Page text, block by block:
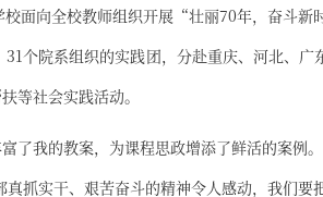
面向全校教师组织开展“壮丽70年，奋斗新
个院系组织的实践团，分赴重庆、河北、广
等社会实践活动。
了我的教案，为课程思政增添了鲜活的案
抓实干、艰苦奋斗的精神令人感动，我们要